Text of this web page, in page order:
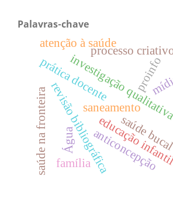
Palavras-chave
investigação
saneamento
educação infantil
revisão bibliográfica
processo
Água
proinfo
prática docente
atenção à saúde
anticoncepção
saúde bucal
saúde na fronteira família